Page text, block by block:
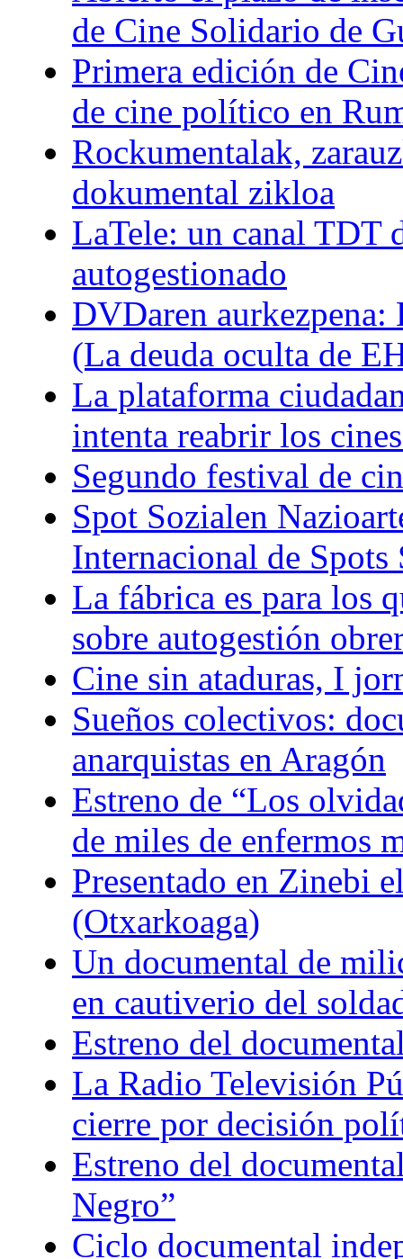
de Cine Solidario de
Primera edición de
de cine político en
Rockumentalak,
dokumental zikloa
LaTele: un canal TDT
autogestionado
DVDaren
(La deuda oculta de
La plataforma
intenta reabrir los
Segundo festival de
Spot Sozialen
Internacional de Spots
La fábrica es para los
sobre autogestión
Cine sin ataduras, I
Sueños colectivos:
anarquistas en Aragón
Estreno de “Los
de miles de enfermos
Presentado en Zinebi
(Otxarkoaga)
Un documental de
en cautiverio del
Estreno del
La Radio Televisión
cierre por decisión
Estreno del
Negro”
Ciclo documental